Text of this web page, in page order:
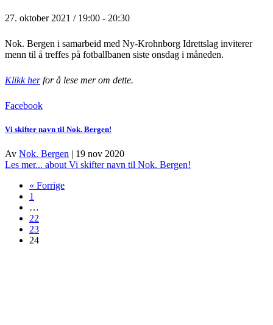
27. oktober 2021 / 19:00 - 20:30
Nok. Bergen i samarbeid med Ny-Krohnborg Idrettslag inviterer
menn til å treffes på fotballbanen siste onsdag i måneden.
Klikk herfor å lese mer om dette.
Facebook
Vi skifter navn til Nok. Bergen!
Av Nok. Bergen | 19 nov 2020
Les mer... about Vi skifter navn til Nok. Bergen!
« Forrige
1
…
22
23
24